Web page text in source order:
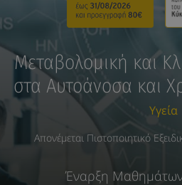
Μεταβολομική και
στα Αυτοάνοσα και
Υγεία
Απονέμεται Πιστοποιητικό
Έναρξη